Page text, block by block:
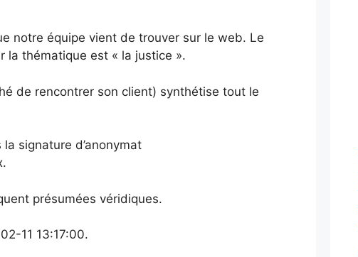
notre équipe vient de trouver sur le web. Le
la thématique est « la justice ».
de rencontrer son client) synthétise tout le
signature d’anonymat
présumées véridiques.
11 13:17:00.